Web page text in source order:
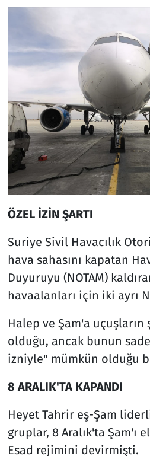
ÖZEL İZİN ŞARTI
Suriye Sivil Havacılık
hava sahasını kapatan
Duyuruyu (NOTAM)
havaalanları için iki ayrı
Halep ve Şam'a
olduğu, ancak bunun
izniyle" mümkün olduğu
8 ARALIK'TA KAPANDI
Heyet Tahrir eş-Şam
gruplar, 8 Aralık'ta Şam'ı
Esad rejimini devirmişti.